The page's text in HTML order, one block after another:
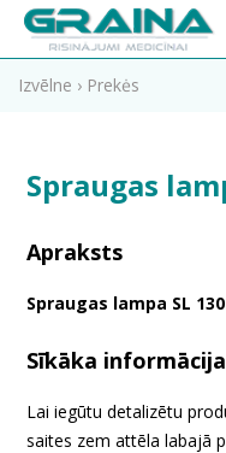
Izvēlne › Prekės
Spraugas
Apraksts
Spraugas lampa SL 130
Sīkāka informācija
Lai iegūtu detalizētu
saites zem attēla labajā